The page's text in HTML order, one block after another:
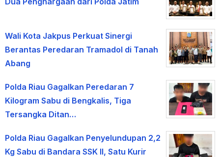
Wali Kota Jakpus Perkuat Sinergi
Berantas Peredaran Tramadol di Tanah
Abang
Polda Riau Gagalkan Peredaran 7
Kilogram Sabu di Bengkalis, Tiga
Tersangka Ditan…
Polda Riau Gagalkan Penyelundupan 2,2
Kg Sabu di Bandara SSK II, Satu Kurir